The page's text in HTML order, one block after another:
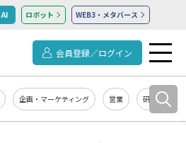
AI ロボット WEB3・メタバース
会員登録／ログイン
企画・マーケティング 営業 研究開発